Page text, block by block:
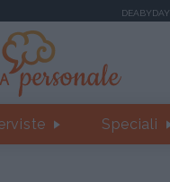
DEABYDAY
Speciali